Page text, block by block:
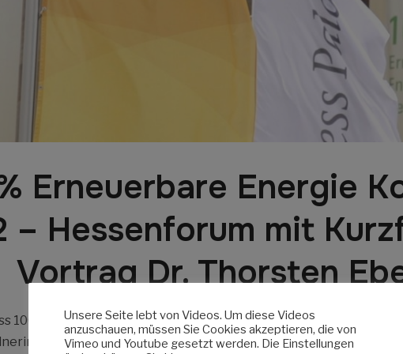
Erneuerbare Energie
– Hessenforum mit
Vortrag Dr. Thorsten
100% Erneuerbare Region in der Kasseler Stadthalle fand
und Redner aus unserem Bundesland präsentierten ihre
Unsere Seite lebt von Videos. Um diese Videos
anzuschauen, müssen Sie Cookies akzeptieren, die von
Vimeo und Youtube gesetzt werden. Die Einstellungen